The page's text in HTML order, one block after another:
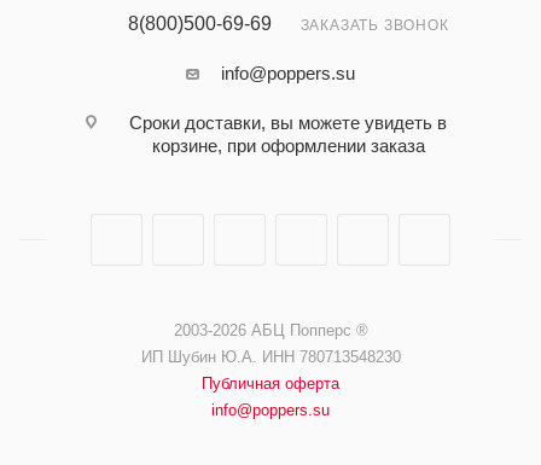
8(800)500-69-69 ЗАКАЗАТЬ ЗВОНОК
info@poppers.su
Сроки доставки, вы можете увидеть в
корзине, при оформлении заказа
2003-2026 АБЦ Попперс ®️️
ИП Шубин Ю.А. ИНН 780713548230
Публичная оферта
info@poppers.su